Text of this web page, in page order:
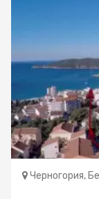
Черногория,